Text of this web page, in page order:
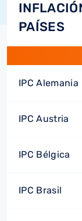
PAÍSES
IPC Alemania
IPC Austria
IPC Bélgica
IPC Brasil